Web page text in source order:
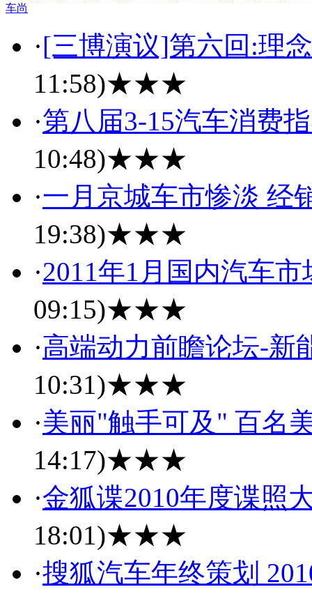
车尚
·[三博演议]第六回:理
11:58)★★★
·第八届3-15汽车消费
10:48)★★★
·一月京城车市惨淡 经
19:38)★★★
·2011年1月国内汽车
09:15)★★★
·高端动力前瞻论坛-新
10:31)★★★
·美丽"触手可及" 百名
14:17)★★★
·金狐谍2010年度谍照
18:01)★★★
·搜狐汽车年终策划